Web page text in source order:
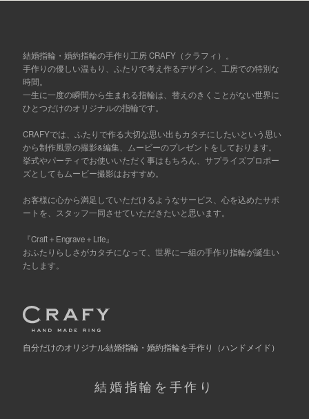
結婚指輪・婚約指輪の手作り工房 CRAFY（クラフィ）。
手作りの優しい温もり、ふたりで考え作るデザイン、工房での特別な
時間。
一生に一度の瞬間から生まれる指輪は、替えのきくことがない世界に
ひとつだけのオリジナルの指輪です。
CRAFYでは、ふたりで作る大切な思い出もカタチにしたいという思い
から制作風景の撮影&編集、ムービーのプレゼントをしております。
挙式やパーティでお使いいただく事はもちろん、サプライズプロポー
ズとしてもムービー撮影はおすすめ。
お客様に心から満足していただけるようなサービス、心を込めたサポ
ートを、スタッフ一同させていただきたいと思います。
『Craft＋Engrave＋Life』
おふたりらしさがカタチになって、世界に一組の手作り指輪が誕生い
たします。
自分だけのオリジナル結婚指輪・婚約指輪を手作り （ハンドメイド）
結婚指輪を手作り